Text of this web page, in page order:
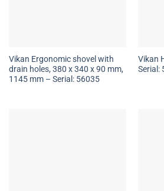
Vikan Ergonomic shovel with
drain holes, 380 x 340 x 90 mm,
1145 mm – Serial: 56035
Vikan
Serial: